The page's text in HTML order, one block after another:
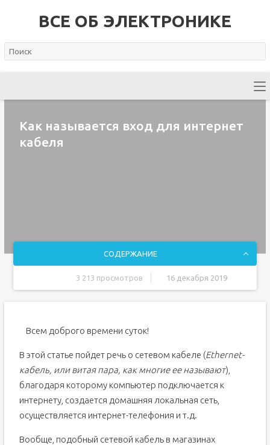
ВСЕ ОБ ЭЛЕКТРОНИКЕ
Как называется вход для интернет
кабеля
СОДЕРЖАНИЕ
3 213 просмотров 16 декабря 2019
Всем доброго времени суток!
В этой статье пойдет речь о сетевом кабеле (Ethernet-
кабель, или витая пара, как многие ее называют),
благодаря которому компьютер подключается к
интернету, создается домашняя локальная сеть,
осуществляется интернет-телефония и т.д.
Вообще, подобный сетевой кабель в магазинах